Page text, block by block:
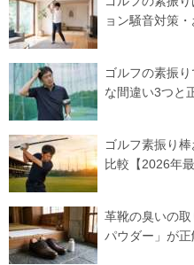
ョン騒音対策
ゴルフの素振
な間違い3つと
ゴルフ素振り
比較【2026年最
革靴の臭いの
パウダー」が正